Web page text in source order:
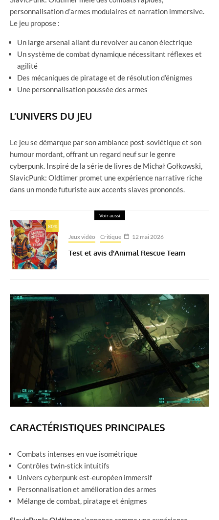
personnalisation d’armes modulaires et narration immersive.
Le jeu propose :
Un large arsenal allant du revolver au canon électrique
Un système de combat dynamique nécessitant réflexes et
agilité
Des mécaniques de piratage et de résolution d’énigmes
Une personnalisation poussée des armes
L’UNIVERS DU JEU
Le jeu se démarque par son ambiance post-soviétique et son
humour mordant, offrant un regard neuf sur le genre
cyberpunk. Inspiré de la série de livres de Michał Gołkowski,
SlavicPunk: Oldtimer promet une expérience narrative riche
dans un monde futuriste aux accents slaves prononcés.
Voir aussi
80%
Jeux vidéo Critique 12 mai 2026
Test et avis d’Animal Rescue Team
CARACTÉRISTIQUES PRINCIPALES
Combats intenses en vue isométrique
Contrôles twin-stick intuitifs
Univers cyberpunk est-européen immersif
Personnalisation et amélioration des armes
Mélange de combat, piratage et énigmes